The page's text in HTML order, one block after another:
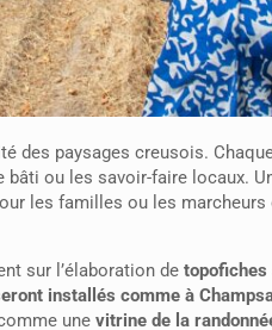
des paysages creusois.
ou les savoir-faire locaux.
les familles ou les marcheurs
sur l’élaboration de topofiches
installés comme à
une vitrine de la